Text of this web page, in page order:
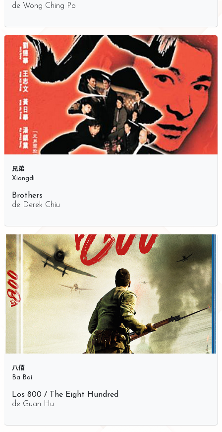
de Wong Ching Po
兄弟
Xiongdi
Brothers
de Derek Chiu
八佰
Ba Bai
Los 800 / The Eight Hundred
de Guan Hu